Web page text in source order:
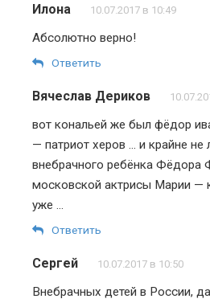
Илона 10.07.2017 в 10:49
Абсолютно верно!
Ответить
Вячеслав Дериков
вот кональей же был фёдор
— патриот херов … и крайне не
внебрачного ребёнка Фёдора
московской актрисы Марии —
уже …
Ответить
Сергей 10.07.2017 в 10:50
Внебрачных детей в России,